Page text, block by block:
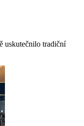
uskutečnilo tradiční